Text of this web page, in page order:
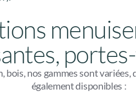
bois, nos gammes sont
également disponibles :